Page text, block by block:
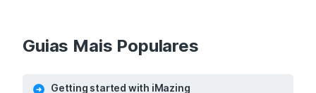
Guias Mais Populares
Getting started with iMazing